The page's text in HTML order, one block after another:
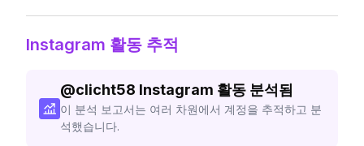
Instagram 활동 추적
@clicht58 Instagram 활동 분석됨
이 분석 보고서는 여러 차원에서 계정을 추적하고 분
석했습니다.